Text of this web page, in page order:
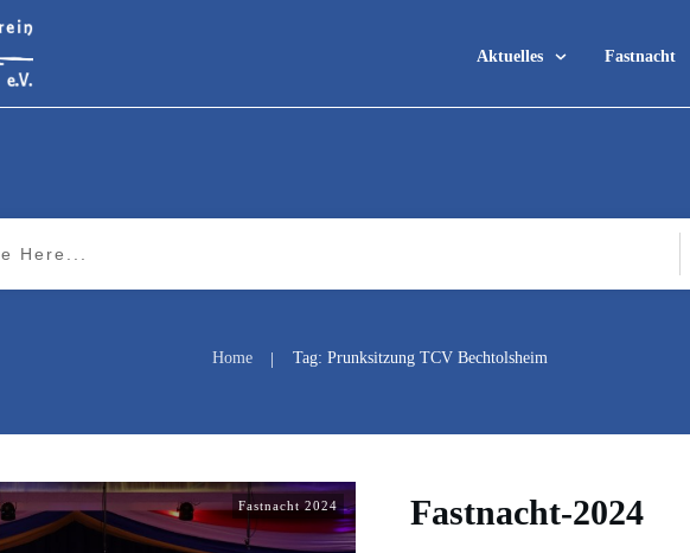
Aktuelles Fastnacht
Home | Tag: Prunksitzung TCV Bechtolsheim
Fastnacht 2024 Fastnacht-2024